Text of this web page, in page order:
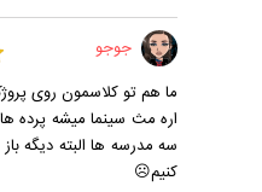
جوجو
ما هم تو کلاسمون روی
اره مث سینما میشه پرده
سه مدرسه ها البته دیگه
کنیم⁦☹️⁩